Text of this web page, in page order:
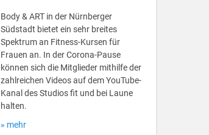
Body & ART in der Nürnberger
Südstadt bietet ein sehr breites
Spektrum an Fitness-Kursen für
Frauen an. In der Corona-Pause
können sich die Mitglieder mithilfe der
zahlreichen Videos auf dem YouTube-
Kanal des Studios fit und bei Laune
halten.
» mehr